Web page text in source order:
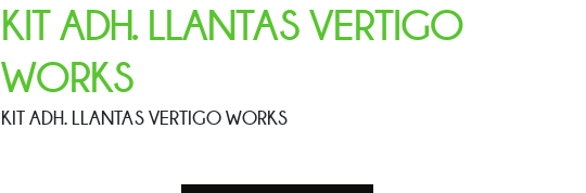
KIT ADH. LLANTAS VERTIGO
WORKS
KIT ADH. LLANTAS VERTIGO WORKS